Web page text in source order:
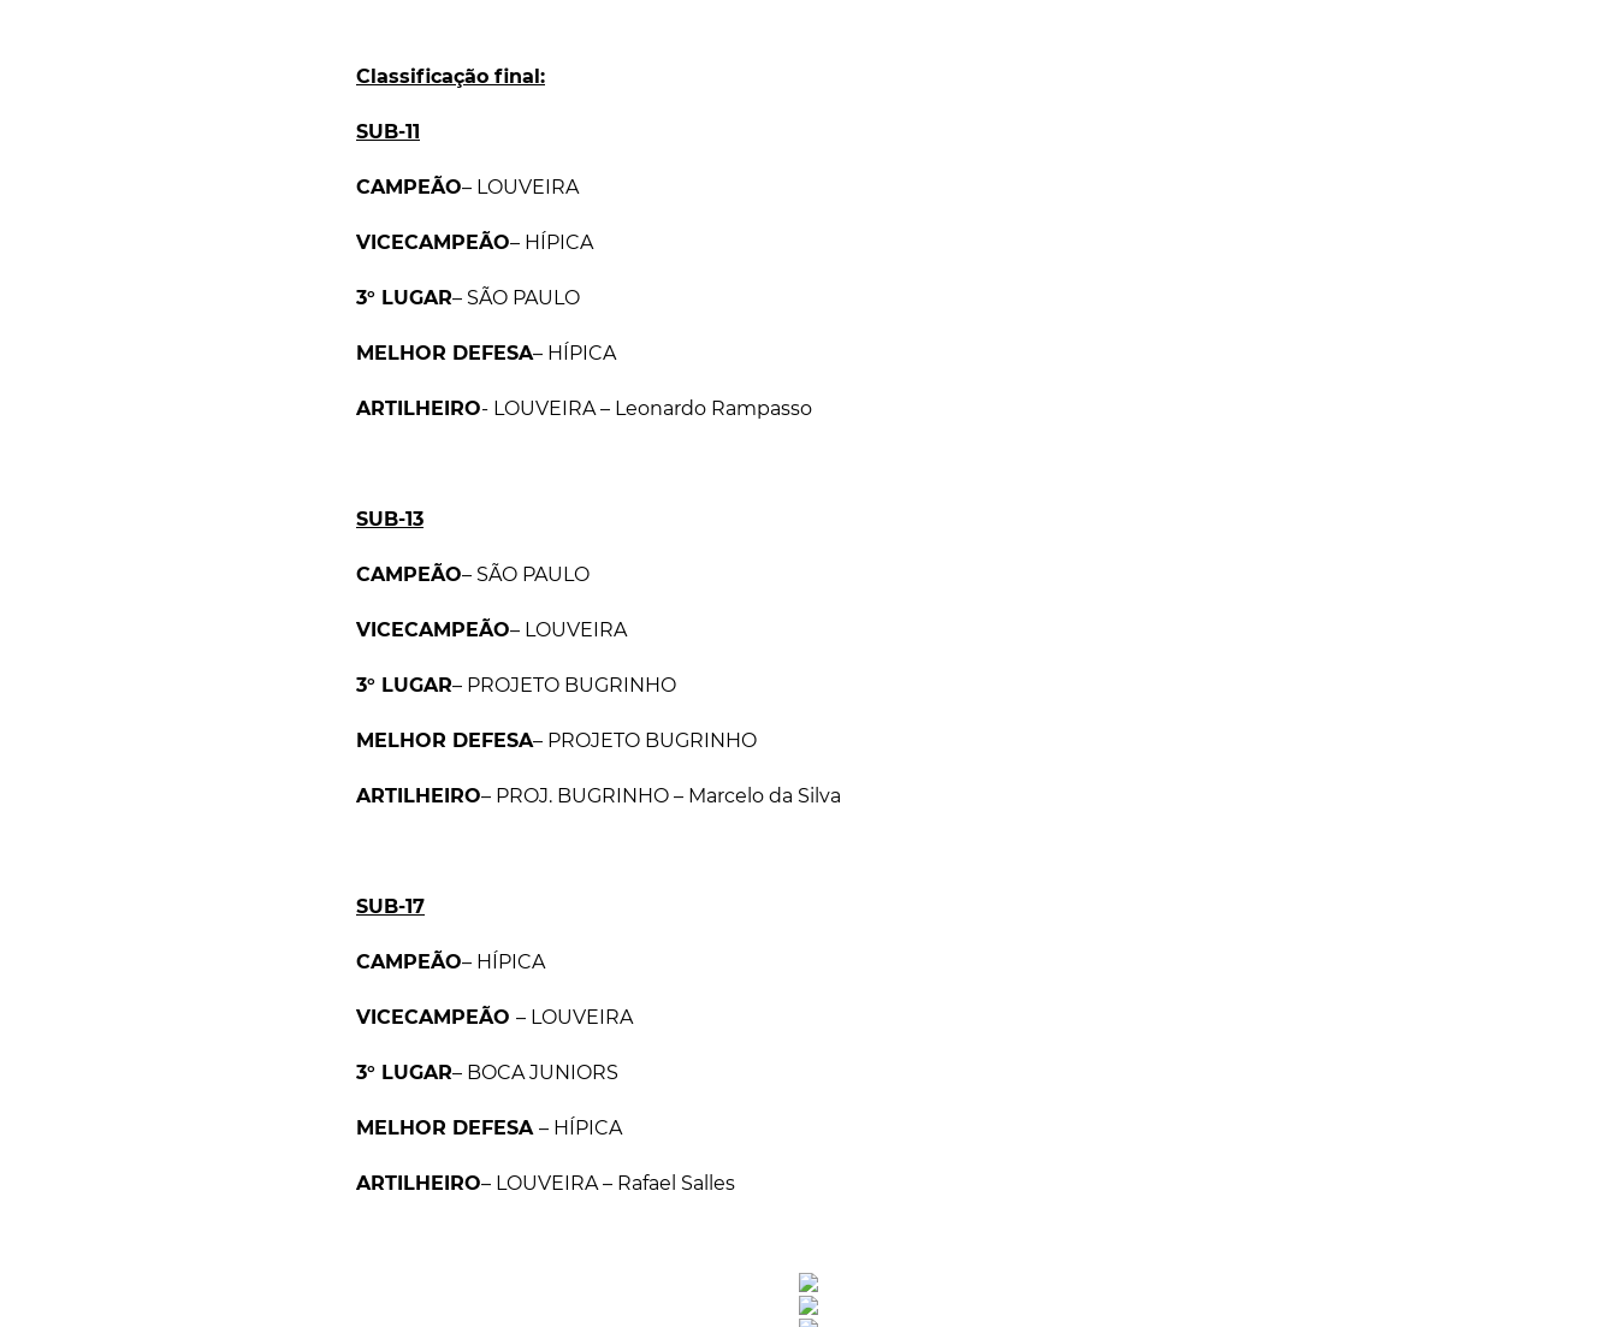
Classificação final:
SUB-11
CAMPEÃO– LOUVEIRA
VICECAMPEÃO– HÍPICA
3° LUGAR– SÃO PAULO
MELHOR DEFESA– HÍPICA
ARTILHEIRO- LOUVEIRA – Leonardo Rampasso
SUB-13
CAMPEÃO– SÃO PAULO
VICECAMPEÃO– LOUVEIRA
3° LUGAR– PROJETO BUGRINHO
MELHOR DEFESA– PROJETO BUGRINHO
ARTILHEIRO– PROJ. BUGRINHO – Marcelo da Silva
SUB-17
CAMPEÃO– HÍPICA
VICECAMPEÃO – LOUVEIRA
3° LUGAR– BOCA JUNIORS
MELHOR DEFESA – HÍPICA
ARTILHEIRO– LOUVEIRA – Rafael Salles